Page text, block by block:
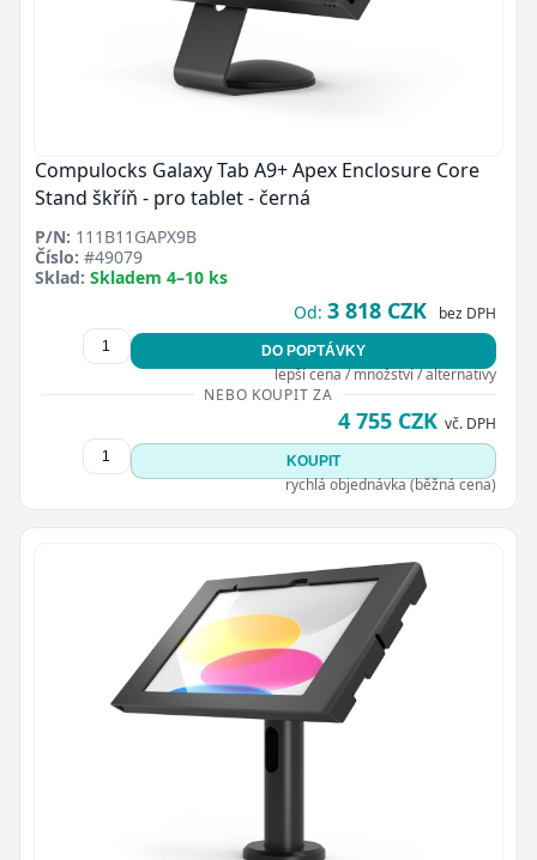
Compulocks Galaxy Tab A9+ Apex Enclosure Core
Stand škříň - pro tablet - černá
P/N: 111B11GAPX9B
Číslo: #49079
Sklad: Skladem 4–10 ks
Od: 3 818 CZK bez DPH
DO POPTÁVKY
lepší cena / množství / alternativy
NEBO KOUPIT ZA
4 755 CZK vč. DPH
KOUPIT
rychlá objednávka (běžná cena)